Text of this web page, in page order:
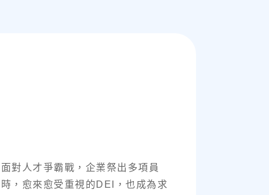
對人才爭霸戰，企業祭出多項員
，愈來愈受重視的DEI，也成為求